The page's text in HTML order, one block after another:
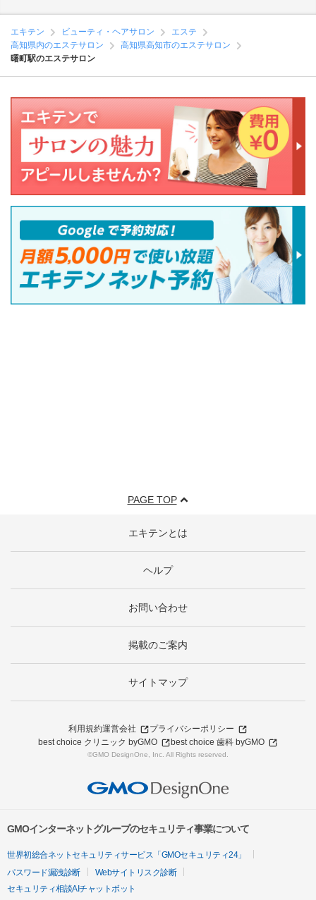
エキテン ビューティ・ヘアサロン
エステ
高知県内のエステサロン
高知県高知市のエステサロン
曙町駅のエステサロン
PAGE TOP
エキテンとは
ヘルプ
お問い合わせ
掲載のご案内
サイトマップ
利用規約運営会社
プライバシーポリシー
best choice クリニック byGMO
best choice 歯科 byGMO
©GMO DesignOne, Inc. All Rights reserved.
GMOインターネットグループのセキュリティ事業について
世界初総合ネットセキュリティサービス「GMOセキュリティ24」
パスワード漏洩診断
Webサイトリスク診断
セキュリティ相談AIチャットボット